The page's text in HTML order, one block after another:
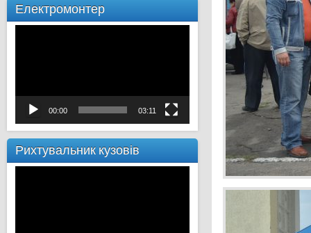
Електромонтер
00:00 03:11
Рихтувальник кузовів